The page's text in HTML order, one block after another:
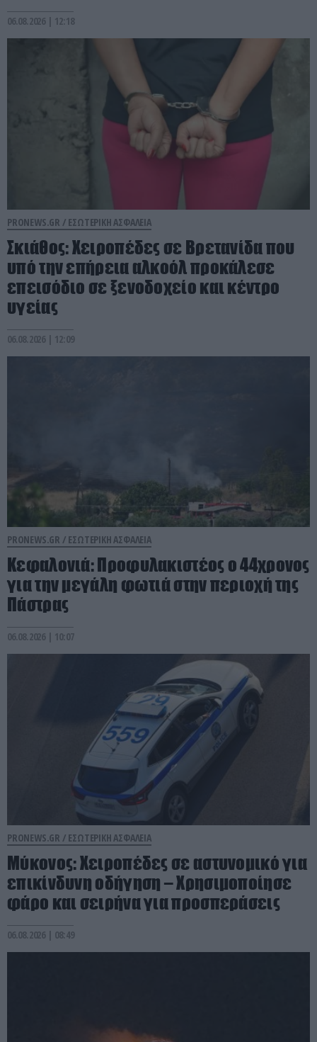
06.08.2026 | 12:18
PRONEWS.GR / ΕΣΩΤΕΡΙΚΗ ΑΣΦΑΛΕΙΑ
Σκιάθος: Χειροπέδες σε Βρετανίδα που
υπό την επήρεια αλκοόλ προκάλεσε
επεισόδιο σε ξενοδοχείο και κέντρο
υγείας
06.08.2026 | 12:09
PRONEWS.GR / ΕΣΩΤΕΡΙΚΗ ΑΣΦΑΛΕΙΑ
Κεφαλονιά: Προφυλακιστέος ο 44χρονος
για την μεγάλη φωτιά στην περιοχή της
Πάστρας
06.08.2026 | 10:07
PRONEWS.GR / ΕΣΩΤΕΡΙΚΗ ΑΣΦΑΛΕΙΑ
Μύκονος: Χειροπέδες σε αστυνομικό για
επικίνδυνη οδήγηση – Χρησιμοποίησε
φάρο και σειρήνα για προσπεράσεις
06.08.2026 | 08:49